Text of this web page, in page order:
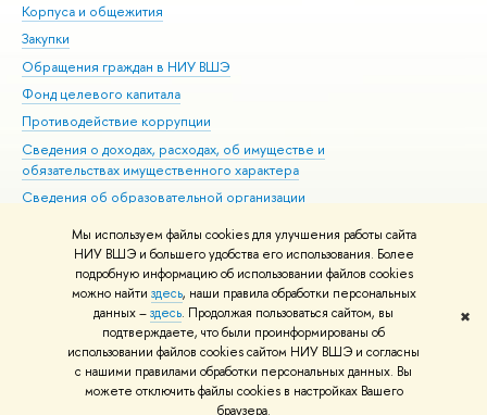
Мы используем файлы cookies для улучшения работы сайта
НИУ ВШЭ и большего удобства его использования. Более
подробную информацию об использовании файлов cookies
можно найти здесь, наши правила обработки персональных
данных –здесь. Продолжая пользоваться сайтом, вы
подтверждаете, что были проинформированы об
использовании файлов cookies сайтом НИУ ВШЭ и согласны
с нашими правилами обработки персональных данных. Вы
можете отключить файлы cookies в настройках Вашего
браузера.
✖
Корпуса и общежития
Закупки
Обращения граждан в НИУ ВШЭ
Фонд целевого капитала
Противодействие коррупции
Сведения о доходах, расходах, об имуществе и
обязательствах имущественного характера
Сведения об образовательной организации
Людям с ограниченными возможностями здоровья
Единая платежная страница
Работа в Вышке
© НИУ ВШЭ 1993–2026 Адреса и контакты Условия использования
материалов Политика конфиденциальности Карта сайта
Шрифты HSE Sans и HSE Slab разработаны вШколе дизайна НИУ ВШЭ